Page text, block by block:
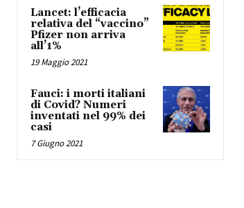
Lancet: l’efficacia
relativa del “vaccino”
Pfizer non arriva
all’1%
19 Maggio 2021
Fauci: i morti italiani
di Covid? Numeri
inventati nel 99% dei
casi
7 Giugno 2021